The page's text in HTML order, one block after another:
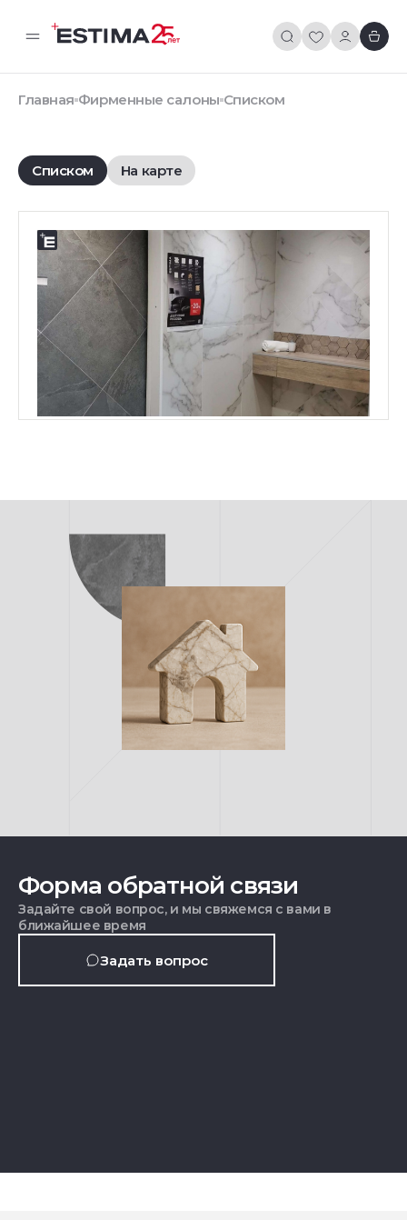
Главная Фирменные салоны Списком
Списком На карте
Фирменный салон
АДРЕС:
660077, Красноярск, улица Батурина, 40а, (1 этаж)
ТЕЛЕФОН:
8 (391) 229-80-79
E-MAIL:
salon-krk@estima.ru
РЕЖИМ РАБОТЫ:
Пн-Пт: c 10.00 до 20.00Сб-Вс: с 10.00 до 16.00
Форма обратной связи
Задайте свой вопрос, и мы свяжемся с вами в
ближайшее время
Задать вопрос